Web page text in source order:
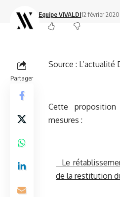
Equipe VIVALDI12 février 2020
Partager
Source : L’actualité
Cette
mesures :
Le
de la restitution